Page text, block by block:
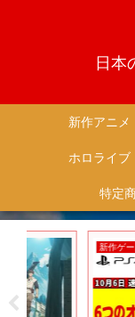
日本
新作アニメ
ホロライブ
新作ゲーム